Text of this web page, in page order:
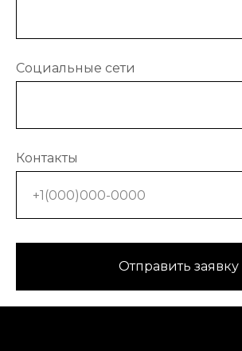
Социальные сети
Контакты
Отправить заявку
Я дилер
Я дизайнер
Для ком. объектов
ул. Нижняя Сыромятническая д. 10, стр. 9